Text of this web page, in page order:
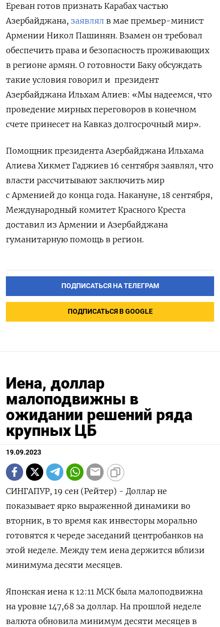
Ереван готов признать Карабах частью
Азербайджана, заявлял в мае премьер-минист
Армении Никол Пашинян. Взамен он требовал
обеспечить права и безопасность проживающих
в регионе армян. О готовности Баку обсуждать
такие условия говорил и президент
Азербайджана Ильхам Алиев: «Мы надеемся, что
проведение мирных переговоров в конечном
счете принесет на Кавказ долгосрочный мир».
Помощник президента Азербайджана Ильхама
Алиева Хикмет Гаджиев 16 сентября заявлял, что
власти рассчитывают заключить мир
с Арменией до конца года. Накануне, 18 сентября,
Международный комитет Красного Креста
доставил из Армении и Азербайджана
гуманитарную помощь в регион.
ПОДПИСАТЬСЯ НА ТЕЛЕГРАМ
ПОДПИСАТЬСЯ В GOOGLE
Иена, доллар
малоподвижны в
ожидании решений ряда
крупных ЦБ
19.09.2023
СИНГАПУР, 19 сен (Рейтер) - Доллар не
показывает ярко выраженной динамики во
вторник, в то время как инвесторы морально
готовятся к череде заседаний центробанков на
этой неделе. Между тем иена держится вблизи
минимума десяти месяцев.
Японская иена к 12:11 МСК была малоподвижна
на уровне 147,68 за доллар. На прошлой неделе
валюта обновила минимум десяти месяцев в